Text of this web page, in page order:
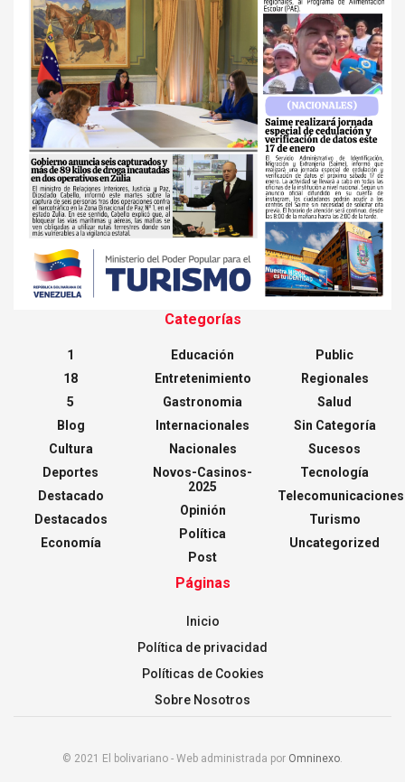
Categorías
1
18
5
Blog
Cultura
Deportes
Destacado
Destacados
Economía
Educación
Entretenimiento
Gastronomia
Internacionales
Nacionales
Novos-Casinos-
2025
Opinión
Política
Post
Public
Regionales
Salud
Sin Categoría
Sucesos
Tecnología
Telecomunicaciones
Turismo
Uncategorized
Páginas
Inicio
Política de privacidad
Políticas de Cookies
Sobre Nosotros
© 2021 El bolivariano - Web administrada por Omninexo